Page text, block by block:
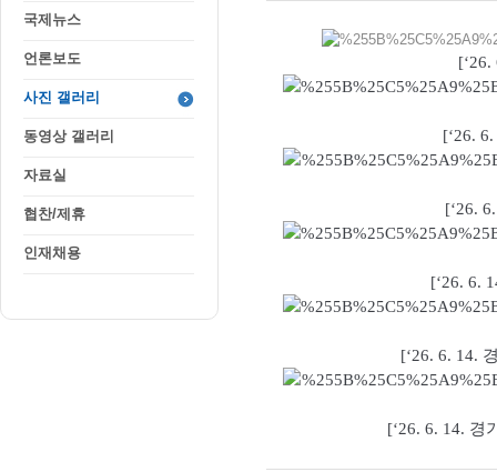
국제뉴스
언론보도
사진 갤러리
동영상 갤러리
자료실
협찬/제휴
인재채용